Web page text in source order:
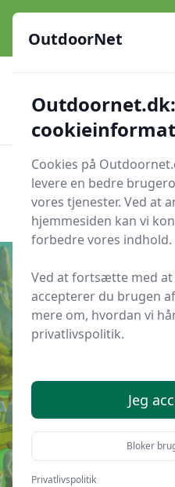
OutdoorNet - Inspiration,
himmel
23 produktyper 🔐Sikker
Verificerede webshops
Søg nu
Søg nu
Udgivet iFriluftsliv
Fodboldgolf –
Familiehygge i
OutdoorNet
Cookies på
levere en bedre
vores tjenester. Ved at
hjemmesiden kan vi
forbedre vores indhold.
Ved at fortsætte med
accepterer du brugen
mere om, hvordan vi
privatlivspolitik.
Jeg
Bloker
Privatlivspolitik